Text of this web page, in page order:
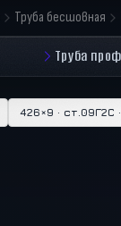
Труба бесшовная
Труба
426×9 · ст.09Г2С